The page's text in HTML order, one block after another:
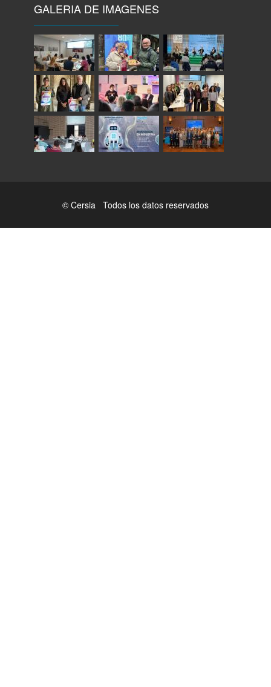
GALERIA DE IMAGENES
© Cersia Todos los datos reservados